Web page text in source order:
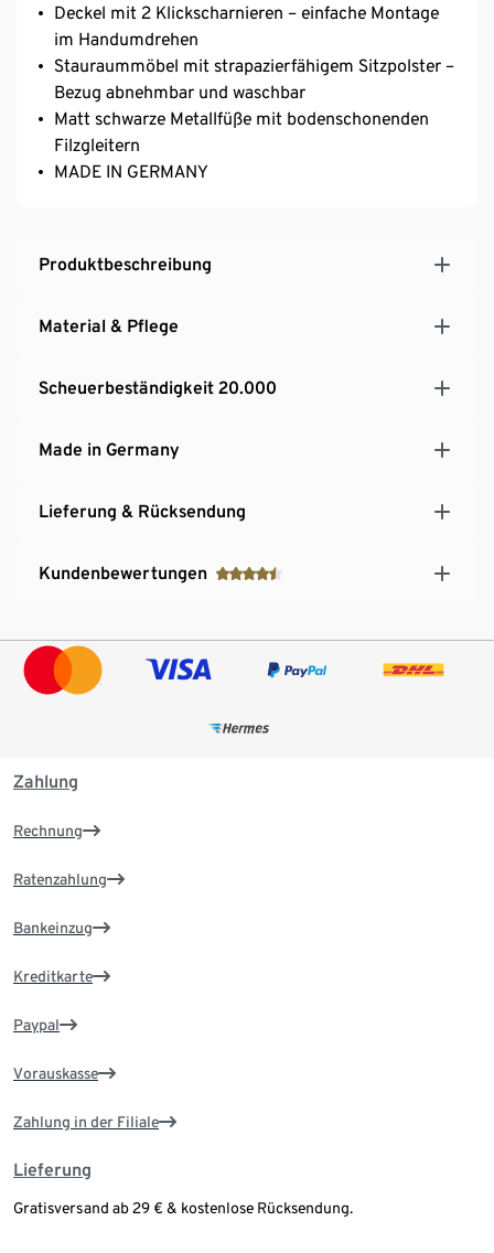
Deckel mit 2 Klickscharnieren – einfache Montage
im Handumdrehen
Stauraummöbel mit strapazierfähigem Sitzpolster –
Bezug abnehmbar und waschbar
Matt schwarze Metallfüße mit bodenschonenden
Filzgleitern
MADE IN GERMANY
Produktbeschreibung
Material & Pflege
Scheuerbeständigkeit 20.000
Made in Germany
Lieferung & Rücksendung
Kundenbewertungen
Zahlung
Rechnung
Ratenzahlung
Bankeinzug
Kreditkarte
Paypal
Vorauskasse
Zahlung in der Filiale
Lieferung
Gratisversand ab 29 € & kostenlose Rücksendung.